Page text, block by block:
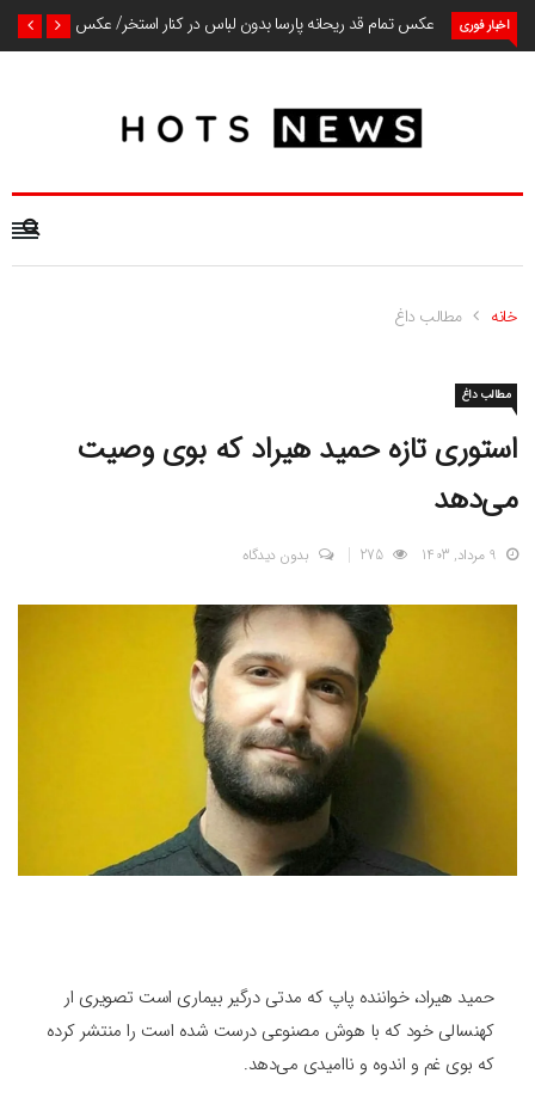
اخبار فوری عکس تمام قد ریحانه پارسا بدون لباس در کنار استخر/ عکس
خانه مطالب داغ
مطالب داغ
استوری تازه حمید هیراد که بوی وصیت
می‌دهد
9 مرداد, 1403 275 بدون دیدگاه
حمید هیراد، خواننده پاپ که مدتی درگیر بیماری است تصویری ار
کهنسالی خود که با هوش مصنوعی درست شده است را منتشر کرده
که بوی غم و اندوه و ناامیدی می‌دهد.